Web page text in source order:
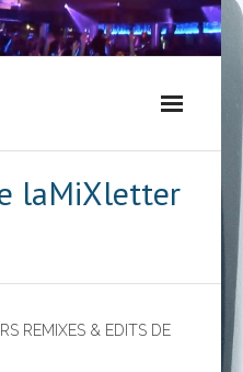
laMiXletter
REMIXES & EDITS DE